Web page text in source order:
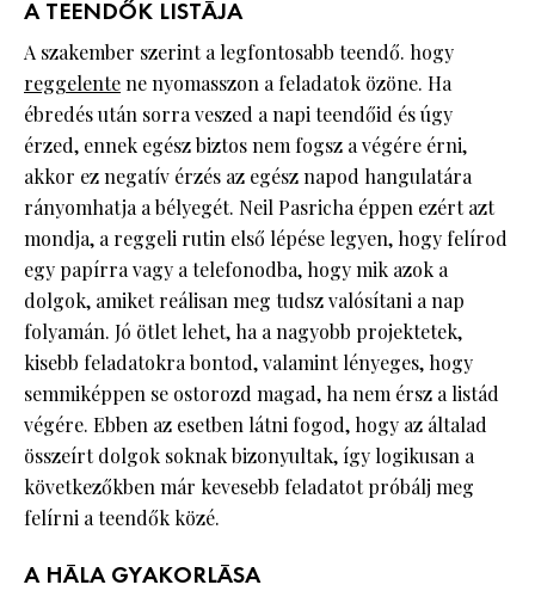
A TEENDŐK LISTÁJA
A szakember szerint a legfontosabb teendő. hogy
reggelentene nyomasszon a feladatok özöne. Ha
ébredés után sorra veszed a napi teendőid és úgy
érzed, ennek egész biztos nem fogsz a végére érni,
akkor ez negatív érzés az egész napod hangulatára
rányomhatja a bélyegét. Neil Pasricha éppen ezért azt
mondja, a reggeli rutin első lépése legyen, hogy felírod
egy papírra vagy a telefonodba, hogy mik azok a
dolgok, amiket reálisan meg tudsz valósítani a nap
folyamán. Jó ötlet lehet, ha a nagyobb projektetek,
kisebb feladatokra bontod, valamint lényeges, hogy
semmiképpen se ostorozd magad, ha nem érsz a listád
végére. Ebben az esetben látni fogod, hogy az általad
összeírt dolgok soknak bizonyultak, így logikusan a
következőkben már kevesebb feladatot próbálj meg
felírni a teendők közé.
A HÁLA GYAKORLÁSA